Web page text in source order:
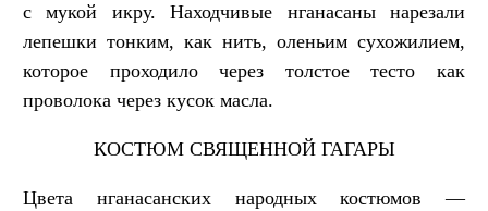
с мукой икру. Находчивые нганасаны нарезали
лепешки тонким, как нить, оленьим сухожилием,
которое проходило через толстое тесто как
проволока через кусок масла.
КОСТЮМ СВЯЩЕННОЙ ГАГАРЫ
Цвета нганасанских народных костюмов —